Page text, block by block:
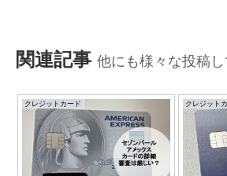
関連記事 他にも様々な投稿
クレジットカード クレジット